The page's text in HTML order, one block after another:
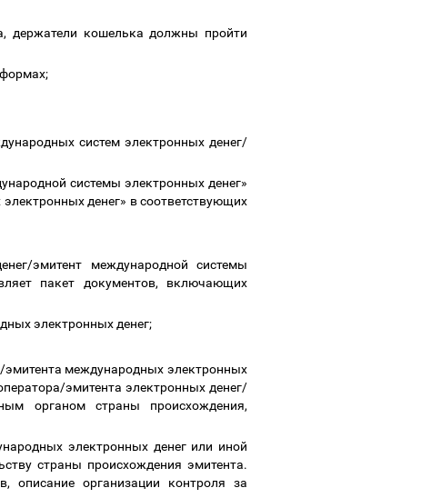
держатели кошелька должны пройти
систем электронных денег/
системы электронных денег»
денег» в соответствующих
эмитент международной системы
пакет документов, включающих
электронных денег;
эмитента международных электронных
эмитента электронных денег/
органом страны происхождения,
электронных денег или иной
страны происхождения эмитента.
организации контроля за